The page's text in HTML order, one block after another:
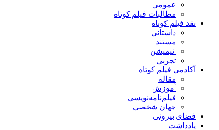
عمومی
مطالبات فیلم کوتاه
نقد فیلم کوتاه
داستانی
مستند
انیمیشن
تجربی
آکادمی فیلم کوتاه
مقاله
آموزش
فیلم‌نامه‌نویسی
جهان شخصی
فضای بیرونی
یادداشت